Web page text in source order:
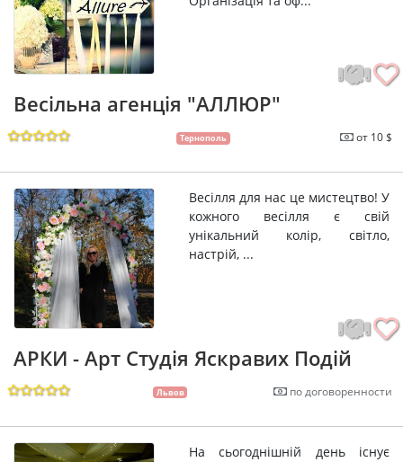
Весільна агенція "АЛЛЮР"
Тернополь от 10 $
Весілля для нас це мистецтво! У
кожного весілля є свій
унікальний колір, світло,
настрій, ...
АРКИ - Арт Студія Яскравих Подій
Львов по договоренности
На сьогоднішній день існує